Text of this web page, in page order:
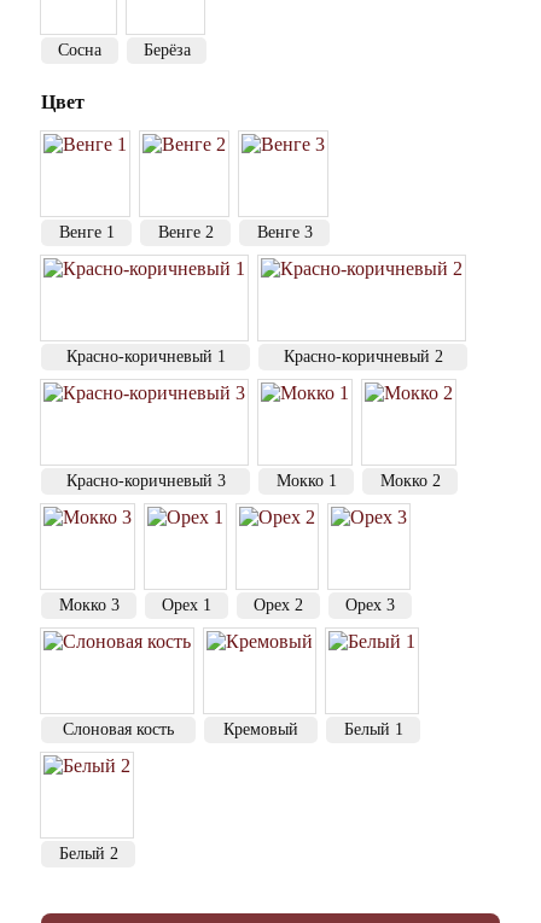
Сосна Берёза
Цвет
Венге 1 Венге 2 Венге 3
Красно-коричневый 1 Красно-коричневый 2
Красно-коричневый 3 Мокко 1 Мокко 2
Мокко 3 Орех 1 Орех 2 Орех 3
Слоновая кость Кремовый Белый 1
Белый 2